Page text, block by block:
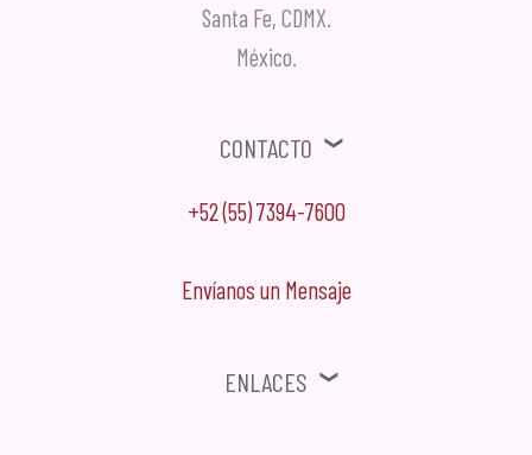
Santa Fe, CDMX.
México.
Contacto
+52 (55) 7394-7600
Envíanos un Mensaje
Enlaces